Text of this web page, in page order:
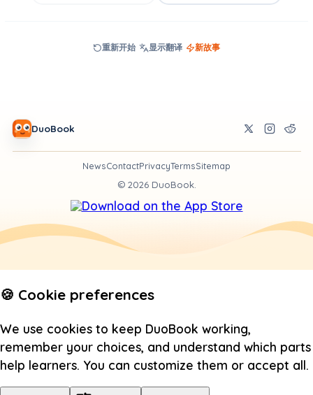
重新开始 显示翻译 新故事
DuoBook
NewsContactPrivacyTermsSitemap
© 2026DuoBook.
🍪 Cookie preferences
We use cookies to keep DuoBook working,
remember your choices, and understand which parts
help learners. You can customize them or accept all.